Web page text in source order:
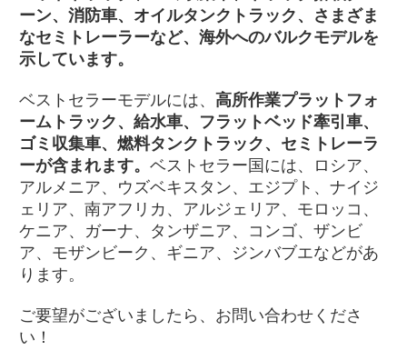
ーン、消防車、オイルタンクトラック、さまざま
なセミトレーラーなど、海外へのバルクモデルを
示しています。
ベストセラーモデルには、 高所作業プラットフォ
ームトラック、給水車、フラットベッド牽引車、
ゴミ収集車、燃料タンクトラック、セミトレーラ
ーが含まれます。 ベストセラー国には、ロシア、
アルメニア、ウズベキスタン、エジプト、ナイジ
ェリア、南アフリカ、アルジェリア、モロッコ、
ケニア、ガーナ、タンザニア、コンゴ、ザンビ
ア、モザンビーク、ギニア、ジンバブエなどがあ
ります。
ご要望がございましたら、お問い合わせくださ
い！